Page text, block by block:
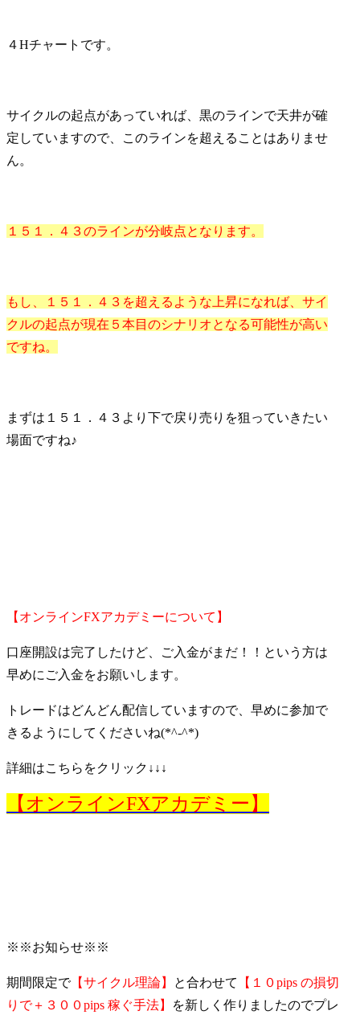
４Hチャートです。
サイクルの起点があっていれば、黒のラインで天井が確
定していますので、このラインを超えることはありませ
ん。
１５１．４３のラインが分岐点となります。
もし、１５１．４３を超えるような上昇になれば、サイ
クルの起点が現在５本目のシナリオとなる可能性が高い
ですね。
まずは１５１．４３より下で戻り売りを狙っていきたい
場面ですね♪
【オンラインFXアカデミーについて】
口座開設は完了したけど、ご入金がまだ！！という方は
早めにご入金をお願いします。
トレードはどんどん配信していますので、早めに参加で
きるようにしてくださいね(*^-^*)
詳細はこちらをクリック↓↓↓
【オンラインFXアカデミー】
※※お知らせ※※
期間限定で【サイクル理論】 と合わせて
【１０pips の損切
りで＋３００pips 稼ぐ手法】
を新しく作りましたのでプレ